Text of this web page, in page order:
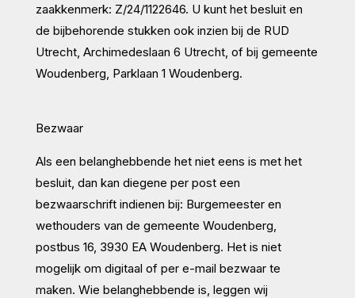
zaakkenmerk: Z/24/1122646. U kunt het besluit en
de bijbehorende stukken ook inzien bij de RUD
Utrecht, Archimedeslaan 6 Utrecht, of bij gemeente
Woudenberg, Parklaan 1 Woudenberg.
Bezwaar
Als een belanghebbende het niet eens is met het
besluit, dan kan diegene per post een
bezwaarschrift indienen bij: Burgemeester en
wethouders van de gemeente Woudenberg,
postbus 16, 3930 EA Woudenberg. Het is niet
mogelijk om digitaal of per e-mail bezwaar te
maken. Wie belanghebbende is, leggen wij